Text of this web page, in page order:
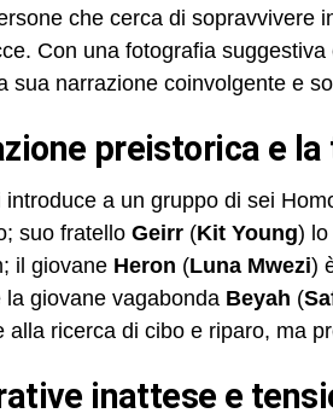
che cerca di sopravvivere
Con una fotografia
sua narrazione coinvolgente e
preistorica e
introduce a un gruppo di sei
suo fratello Geirr (Kit Young) lo
il giovane Heron (Luna Mwezi)
la giovane vagabonda Beyah (
alla ricerca di cibo e riparo, ma
inattese e